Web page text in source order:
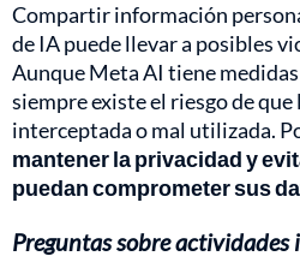
Compartir información
de IA puede llevar a posibles
Aunque Meta AI tiene
siempre existe el riesgo de
interceptada o mal utilizada.
mantener la privacidad y
puedan comprometer sus
Preguntas sobre actividades